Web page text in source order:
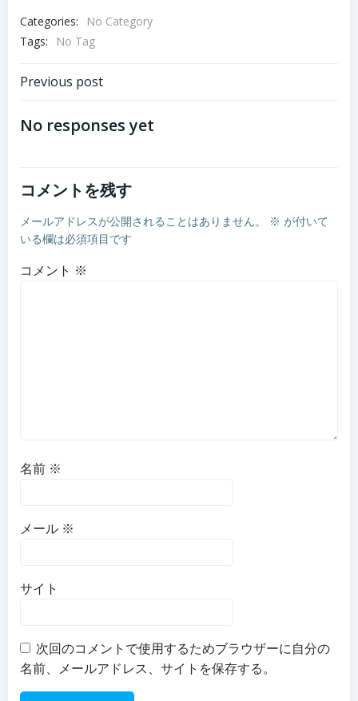
Categories:
No Category
Tags:
No Tag
Post
Previous post
No responses yet
コメントを残す
メールアドレスが公開されることはありません。 ※ が付いて
いる欄は必須項目です
コメント ※
名前 ※
メール ※
サイト
次回のコメントで使用するためブラウザーに自分の
名前、メールアドレス、サイトを保存する。